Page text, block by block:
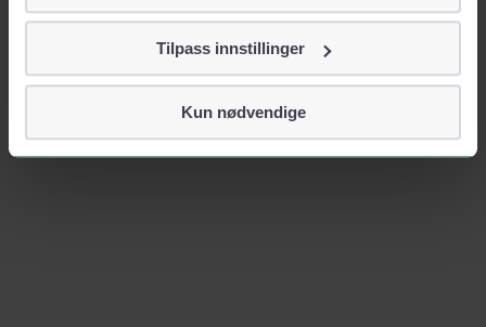
Vi tar ditt personvern på alvor
identifiserer deg, som navn eller telefonnummer.
Tilpass innstillinger
Kun nødvendige